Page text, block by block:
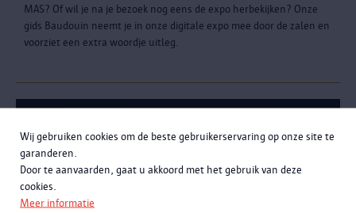
Wij gebruiken cookies om de beste gebruikerservaring op onze site te
garanderen.
Door te aanvaarden, gaat u akkoord met het gebruik van deze
cookies.
Meer informatie
MAS? Of wil je na je bezoek nog eens de expo herbekijken? Onze
gids Baudouin neemt je in onze digitale expo mee door de zalen en
voorziet een extra woordje uitleg.